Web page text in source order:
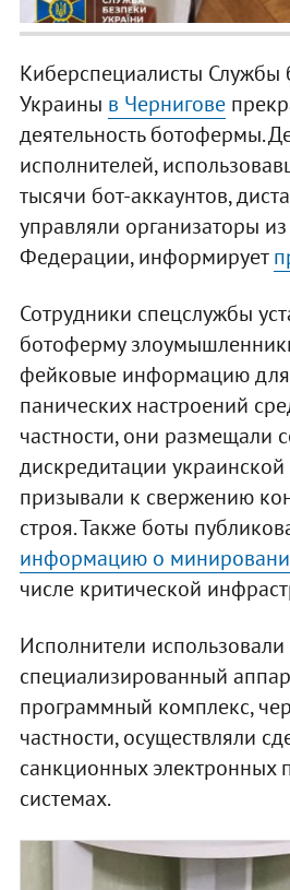
Киберспециалисты Службы
Украины в Чернигове
деятельность ботофермы.
исполнителей,
тысячи бот-аккаунтов,
управляли организаторы
Федерации, информирует
Сотрудники спецслужбы
ботоферму
фейковые информацию для
панических настроений
частности, они размещали
дискредитации украинской
призывали к свержению
строя. Также боты
информацию о
числе критической
Исполнители использовали
специализированный
программный комплекс,
частности, осуществляли
санкционных электронных
системах.